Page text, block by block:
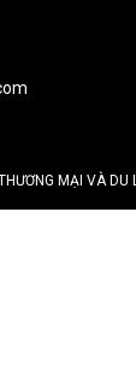
MẠI VÀ DU